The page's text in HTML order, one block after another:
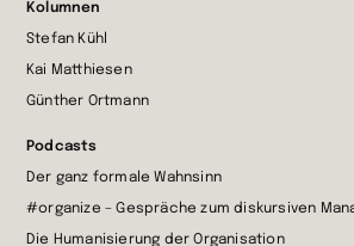
Kolumnen
Stefan Kühl
Kai Matthiesen
Günther Ortmann
Podcasts
Der ganz formale Wahnsinn
#organize – Gespräche zum diskursiven
Die Humanisierung der Organisation